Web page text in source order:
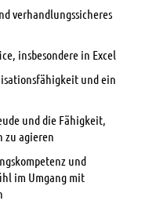
verhandlungssicheres
insbesondere in Excel
und ein
und die Fähigkeit,
zu agieren
und
im Umgang mit